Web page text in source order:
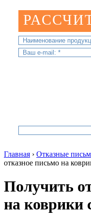
Главная › Отказные
отказное письмо на
Получить
на коврики